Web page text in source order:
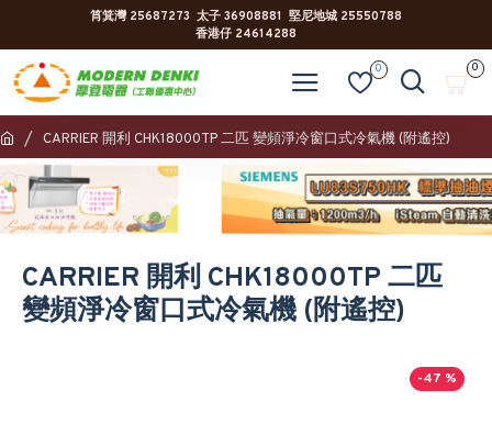
筲箕灣 25687273 太子 36908881 堅尼地城 25550788
香港仔 24614288
0 0
CARRIER 開利 CHK18000TP 二匹 變頻淨冷窗口式冷氣機 (附遙控)
CARRIER 開利 CHK18000TP 二匹
變頻淨冷窗口式冷氣機 (附遙控)
-47 %